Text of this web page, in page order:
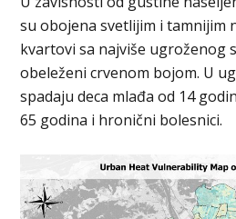
su obojena svetlijim i tamnijim
kvartovi sa najviše ugroženog
obeleženi crvenom bojom. U
spadaju deca mlađa od 14
65 godina i hronični bolesnici.